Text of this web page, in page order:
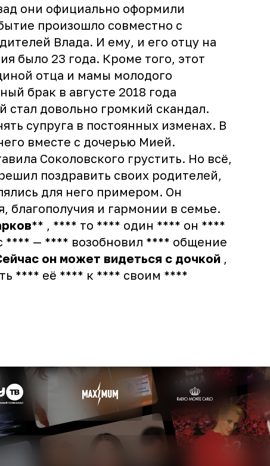
они официально оформили
произошло совместно с
Влада. И ему, и его отцу на
было 23 года. Кроме того, этот
отца и мамы молодого
брак в августе 2018 года
стал довольно громкий скандал.
супруга в постоянных изменах. В
вместе с дочерью Мией.
Соколовского грустить. Но всё,
поздравить своих родителей,
для него примером. Он
благополучия и гармонии в семье.
** , **** то **** один **** он ****
**** — **** возобновил **** общение
он может видеться с дочкой
**** её **** к **** своим ****